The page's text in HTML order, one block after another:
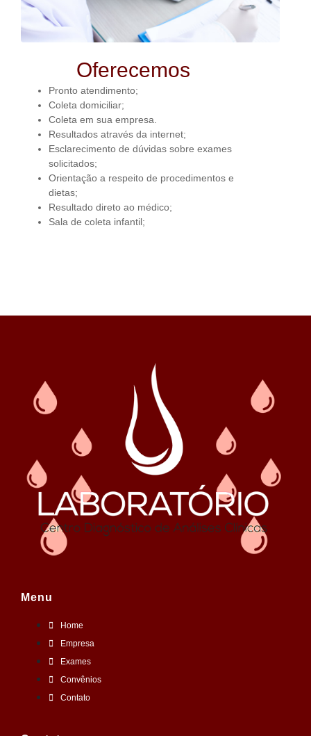
Oferecemos
Pronto atendimento;
Coleta domiciliar;
Coleta em sua empresa.
Resultados através da internet;
Esclarecimento de dúvidas sobre exames
solicitados;
Orientação a respeito de procedimentos e
dietas;
Resultado direto ao médico;
Sala de coleta infantil;
Menu
Home
Empresa
Exames
Convênios
Contato